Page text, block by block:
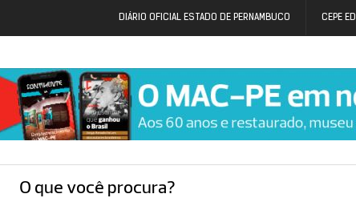
DIÁRIO OFICIAL ESTADO DE PERNAMBUCO CEPE
O que você procura?